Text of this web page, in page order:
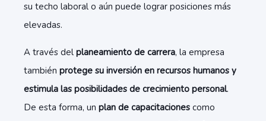
su techo laboral o aún puede lograr posiciones más
elevadas.
A través del planeamiento de carrera, la empresa
también protege su inversión en recursos humanos y
estimula las posibilidades de crecimiento personal.
De esta forma, un plan de capacitaciones como